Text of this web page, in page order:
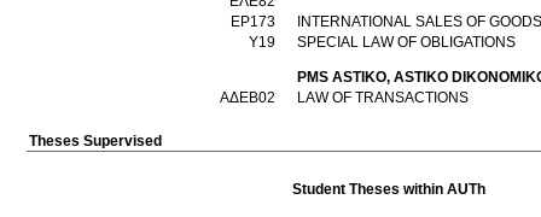
ΕΡ173
INTERNATIONAL SALES OF
Υ19
SPECIAL LAW OF OBLIGATIONS
PMS ASTIKO, ASTIKO
ΑΔΕΒ02
LAW OF TRANSACTIONS
Theses Supervised
Student Theses within AUTh